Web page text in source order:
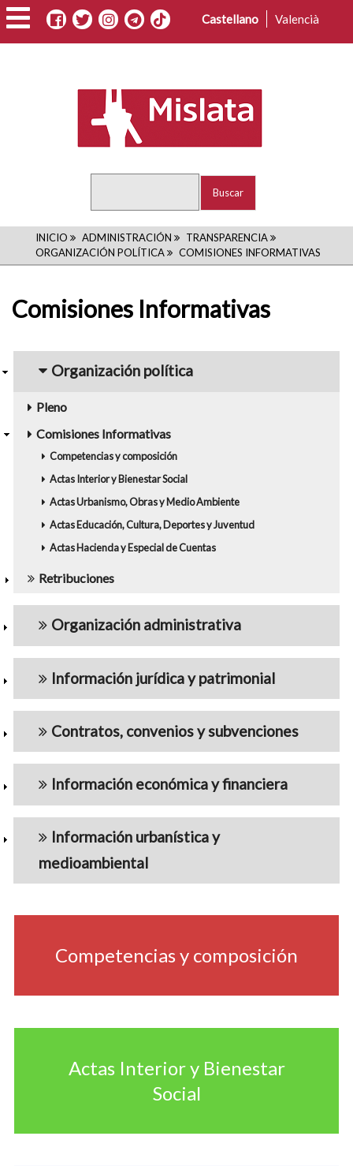
Pasar
al
contenido
Castellano Valencià
RUTA
DE
NAVEGACIÓN
INICIO ADMINISTRACIÓN
TRANSPARENCIA
ORGANIZACIÓN POLÍTICA
COMISIONES INFORMATIVAS
Comisiones Informativas
navigation5
Organización política
Pleno
Comisiones Informativas
Competencias y composición
Actas Interior y Bienestar Social
Actas Urbanismo, Obras y Medio Ambiente
Actas Educación, Cultura, Deportes y Juventud
Actas Hacienda y Especial de Cuentas
Retribuciones
Organización administrativa
Información jurídica y patrimonial
Contratos, convenios y subvenciones
Información económica y financiera
Información urbanística y
medioambiental
Competencias y composición
Actas Interior y Bienestar
Social